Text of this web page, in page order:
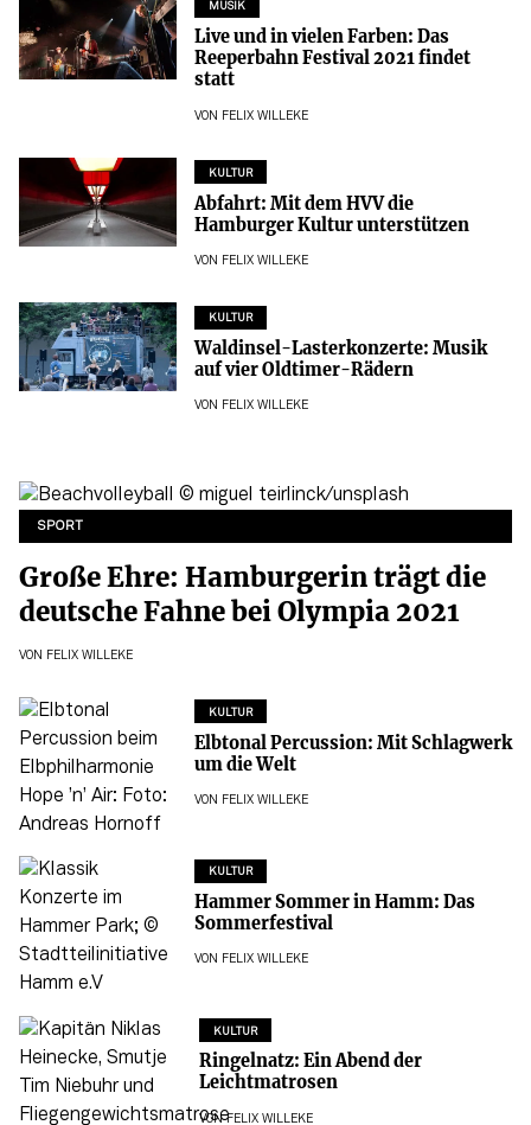
MUSIK
Live und in vielen Farben: Das
Reeperbahn Festival 2021 findet
statt
VON FELIX WILLEKE
KULTUR
Abfahrt: Mit dem HVV die
Hamburger Kultur unterstützen
VON FELIX WILLEKE
KULTUR
Waldinsel-Lasterkonzerte: Musik
auf vier Oldtimer-Rädern
VON FELIX WILLEKE
SPORT
Große Ehre: Hamburgerin trägt die
deutsche Fahne bei Olympia 2021
VON FELIX WILLEKE
KULTUR
Elbtonal Percussion: Mit Schlagwerk
um die Welt
VON FELIX WILLEKE
KULTUR
Hammer Sommer in Hamm: Das
Sommerfestival
VON FELIX WILLEKE
KULTUR
Ringelnatz: Ein Abend der
Leichtmatrosen
VONFELIX WILLEKE